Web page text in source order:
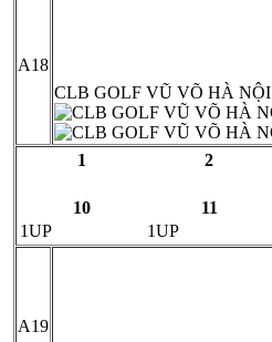
A18
CLB GOLF VŨ VÕ HÀ NỘI
1
2
10
11
1UP
1UP
A19